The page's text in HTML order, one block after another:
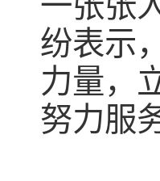
纷表示
力量，
努力服